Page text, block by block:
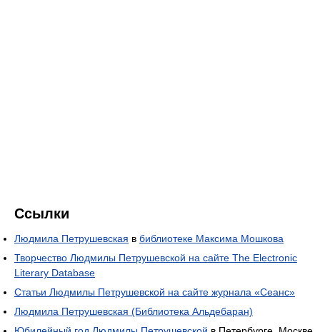
Ссылки
Людмила Петрушевская в библиотеке Максима Мошкова
Творчество Людмилы Петрушевской на сайте The Electronic
Literary Database
Статьи Людмилы Петрушевской на сайте журнала «Сеанс»
Людмила Петрушевская (Библиотека Альдебаран)